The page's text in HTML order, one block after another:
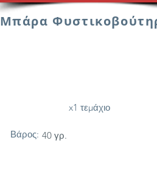
Μπάρα
x1 τεμάχιο
Βάρος: 40 γρ.